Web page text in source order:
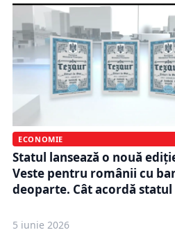
ECONOMIE
Statul lansează o nouă
Veste pentru românii cu
deoparte. Cât acordă statul
5 iunie 2026